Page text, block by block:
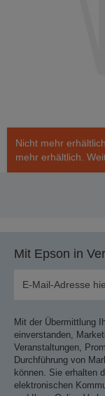
Nicht mehr
mehr erhältlich.
Mit Epson in
Mit der Übermittlung
einverstanden,
Veranstaltungen,
Durchführung von
können. Sie erhalten
elektronischen